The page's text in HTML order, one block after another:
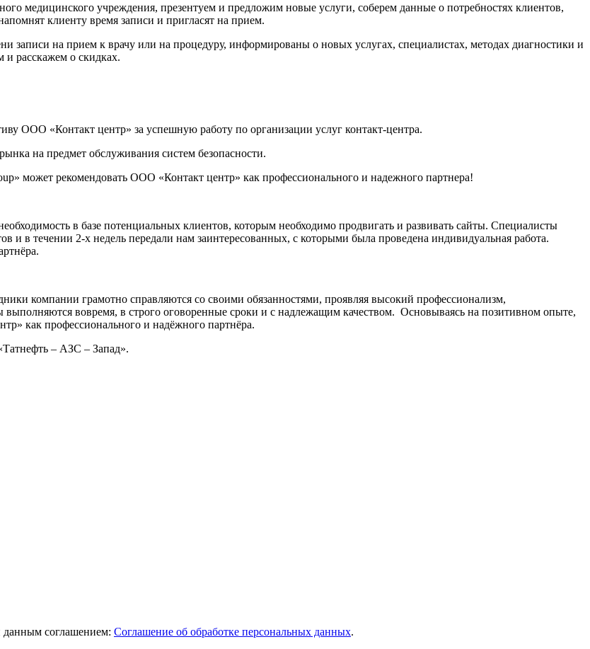
медицинского учреждения, презентуем и предложим новые услуги, соберем данные о потребностях клиентов,
клиенту время записи и пригласят на прием.
записи на прием к врачу или на процедуру, информированы о новых услугах, специалистах, методах диагностики и
расскажем о скидках.
ООО «Контакт центр» за успешную работу по организации услуг контакт-центра.
на предмет обслуживания систем безопасности.
может рекомендовать ООО «Контакт центр» как профессионального и надежного партнера!
в базе потенциальных клиентов, которым необходимо продвигать и развивать сайты. Специалисты
в течении 2-х недель передали нам заинтересованных, с которыми была проведена индивидуальная работа.
компании грамотно справляются со своими обязанностями, проявляя высокий профессионализм,
выполняются вовремя, в строго оговоренные сроки и с надлежащим качеством. Основываясь на позитивном опыте,
как профессионального и надёжного партнёра.
– АЗС – Запад».
данным соглашением: Соглашение об обработке персональных данных.